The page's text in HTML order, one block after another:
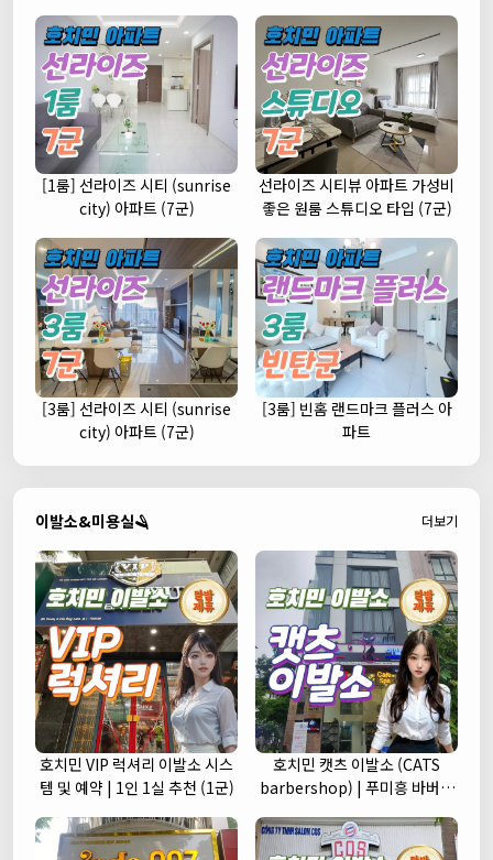
[1룸] 선라이즈 시티 (sunrise
city) 아파트 (7군)
선라이즈 시티뷰 아파트 가성비
좋은 원룸 스튜디오 타입 (7군)
[3룸] 선라이즈 시티 (sunrise
city) 아파트 (7군)
[3룸] 빈홈 랜드마크 플러스 아
파트
이발소&미용실🪒 더보기
호치민 VIP 럭셔리 이발소 시스
템 및 예약 | 1인 1실 추천 (1군)
호치민 캣츠 이발소 (CATS
barbershop) | 푸미흥 바버샵